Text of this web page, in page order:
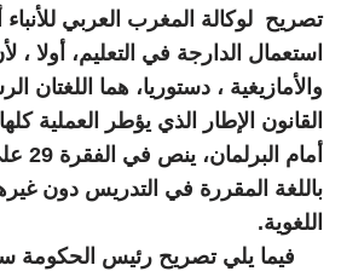
تصريح لوكالة المغرب العربي للأنباء
استعمال الدارجة في التعليم، أولا ،
والأمازيغية ، دستوريا، هما اللغتان
القانون الإطار الذي يؤطر العملية
أمام
باللغة المقررة في التدريس دون
اللغوية.
فيما يلي تصريح رئيس الحكومة